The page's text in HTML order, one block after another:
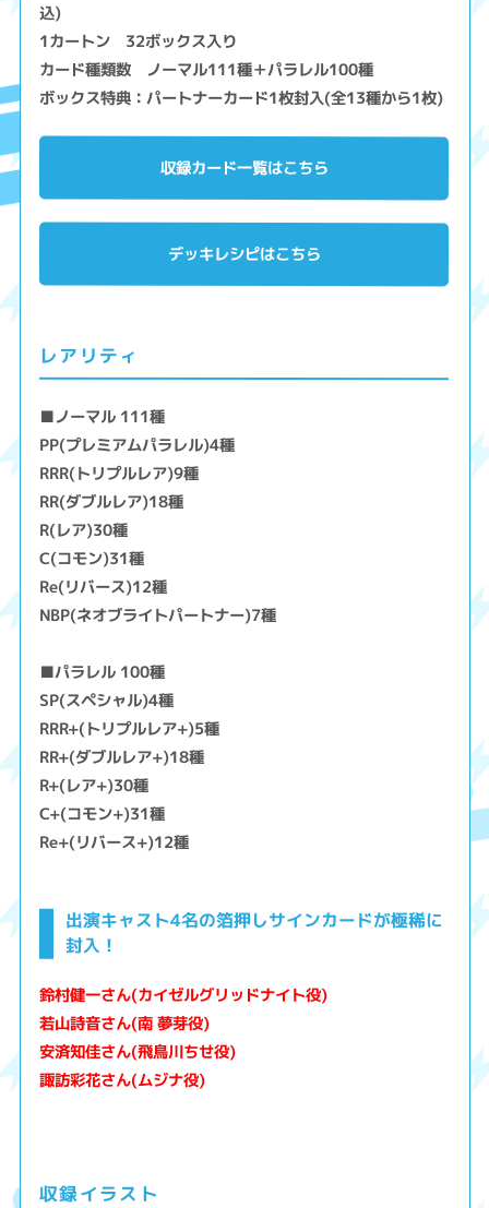
込)
1カートン 32ボックス入り
カード種類数 ノーマル111種＋パラレル100種
ボックス特典：パートナーカード1枚封入(全13種から1枚)
収録カード一覧はこちら
デッキレシピはこちら
レアリティ
■ノーマル 111種
PP(プレミアムパラレル)4種
RRR(トリプルレア)9種
RR(ダブルレア)18種
R(レア)30種
C(コモン)31種
Re(リバース)12種
NBP(ネオブライトパートナー)7種
■パラレル 100種
SP(スペシャル)4種
RRR+(トリプルレア+)5種
RR+(ダブルレア+)18種
R+(レア+)30種
C+(コモン+)31種
Re+(リバース+)12種
出演キャスト4名の箔押しサインカードが極稀に
封入！
鈴村健一さん(カイゼルグリッドナイト役)
若山詩音さん(南 夢芽役)
安済知佳さん(飛鳥川ちせ役)
諏訪彩花さん(ムジナ役)
収録イラスト